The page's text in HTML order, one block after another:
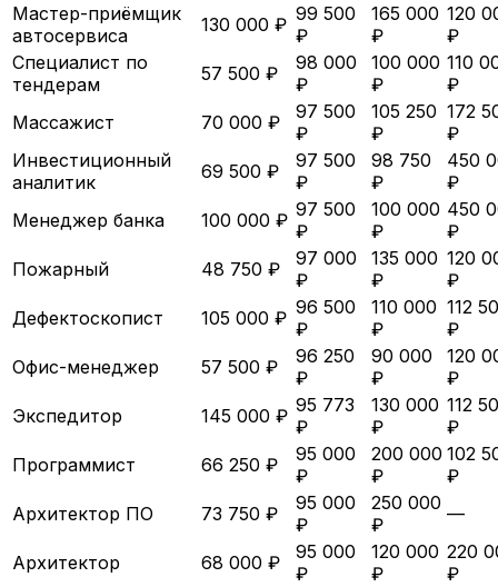
Мастер-приёмщик
автосервиса
130 000 ₽ 99 500
₽
165 000
₽
120
₽
Специалист по
тендерам
57 500 ₽
98 000
₽
100 000
₽
110
₽
Массажист
70 000 ₽
97 500
₽
105 250
₽
172
₽
Инвестиционный
аналитик
69 500 ₽
97 500
₽
98 750
₽
450
₽
Менеджер банка
100 000 ₽ 97 500
₽
100 000
₽
450
₽
Пожарный
48 750 ₽
97 000
₽
135 000
₽
120
₽
Дефектоскопист
105 000 ₽ 96 500
₽
110 000
₽
112
₽
Офис-менеджер
57 500 ₽
96 250
₽
90 000
₽
120
₽
Экспедитор
145 000 ₽ 95 773
₽
130 000
₽
112
₽
Программист
66 250 ₽
95 000
₽
200 000
₽
102
₽
Архитектор ПО
73 750 ₽
95 000
₽
250 000
₽
—
Архитектор 68 000 ₽
95 000
₽
120 000
₽
220
₽